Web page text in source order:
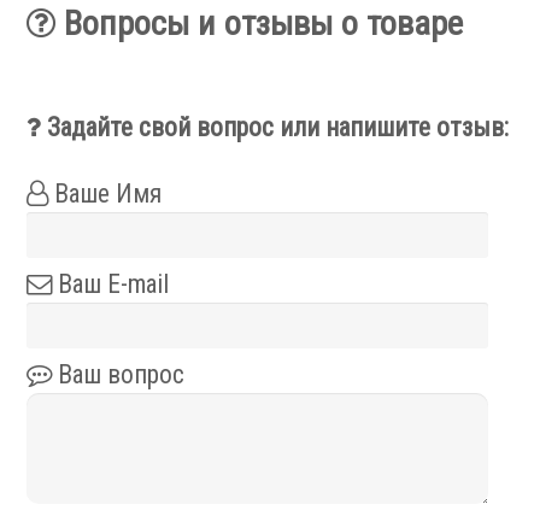
Фильтры, расходники и аксессуары
Ротационные соединения для воды
Вопросы и отзывы о товаре
Задайте свой вопрос или напишите отзыв:
Ваше Имя
Ваш E-mail
Ваш вопрос